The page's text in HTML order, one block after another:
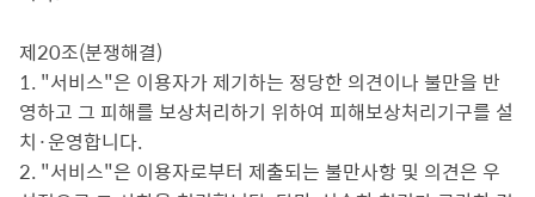
제20조(분쟁해결)
1. "서비스"은 이용자가 제기하는 정당한 의견이나 불만을 반
영하고 그 피해를 보상처리하기 위하여 피해보상처리기구를 설
치·운영합니다.
2. "서비스"은 이용자로부터 제출되는 불만사항 및 의견은 우